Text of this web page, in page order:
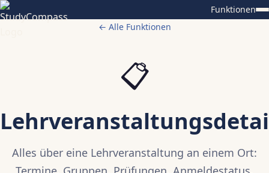
Funktionen
← Alle Funktionen
📋
Alles über eine Lehrveranstaltung an einem Ort: